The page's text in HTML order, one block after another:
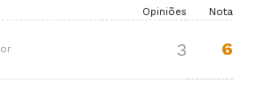
Opiniões Nota
3 6